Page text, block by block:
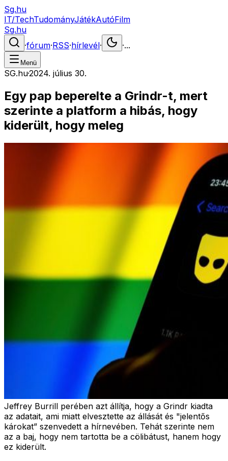
Sg.hu
IT/TechTudományJátékAutóFilm
Sg.hu
·fórum·RSS·hírlevél· ·...
Menü
SG.hu·2024. július 30.
Egy pap beperelte a Grindr-t, mert
szerinte a platform a hibás, hogy
kiderült, hogy meleg
Jeffrey Burrill perében azt állítja, hogy a Grindr kiadta
az adatait, ami miatt elvesztette az állását és "jelentős
károkat” szenvedett a hírnevében. Tehát szerinte nem
az a baj, hogy nem tartotta be a cölibátust, hanem hogy
ez kiderült.